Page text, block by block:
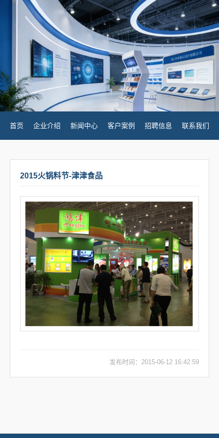
首页 企业介绍 新闻中心 客户案例 招聘信息 联系我们
2015火锅料节-津津食品
发布时间：2015-06-12 16:42:59